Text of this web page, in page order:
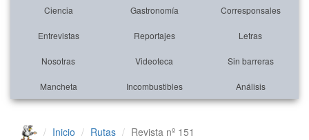
Ciencia Gastronomía Corresponsales
Entrevistas Reportajes Letras
Nosotras Videoteca Sin barreras
Mancheta Incombustibles Análisis
Inicio Rutas Revista nº 151